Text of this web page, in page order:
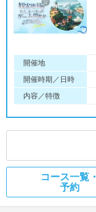
開催地
開催時期／日時
内容／特徴
コース一覧・
予約